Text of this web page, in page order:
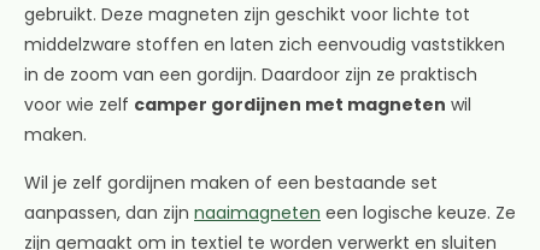
gebruikt. Deze magneten zijn geschikt voor lichte tot
middelzware stoffen en laten zich eenvoudig vaststikken
in de zoom van een gordijn. Daardoor zijn ze praktisch
voor wie zelf camper gordijnen met magneten wil
maken.
Wil je zelf gordijnen maken of een bestaande set
aanpassen, dan zijn naaimagneten een logische keuze. Ze
zijn gemaakt om in textiel te worden verwerkt en sluiten